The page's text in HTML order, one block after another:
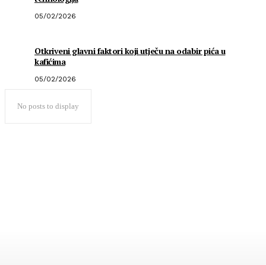
05/02/2026
Otkriveni glavni faktori koji utječu na odabir pića u
kafićima
05/02/2026
No posts to display